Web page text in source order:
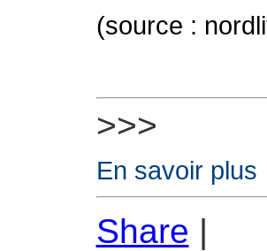
(source :
>>>
En savoir plus
Share |